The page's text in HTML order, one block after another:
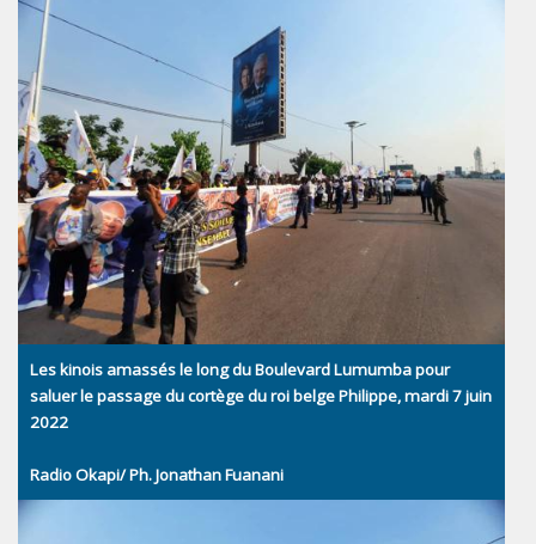
Les kinois amassés le long du Boulevard Lumumba pour
saluer le passage du cortège du roi belge Philippe, mardi 7 juin
2022
Radio Okapi/ Ph. Jonathan Fuanani